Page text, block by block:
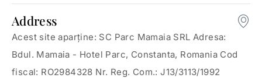
Address
Acest site aparține: SC Parc Mamaia SRL Adresa:
Bdul. Mamaia - Hotel Parc, Constanta, Romania Cod
fiscal: RO2984328 Nr. Reg. Com.: J13/3113/1992